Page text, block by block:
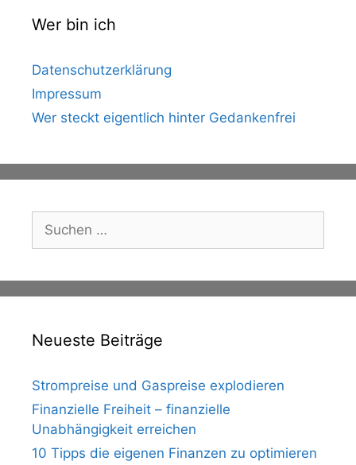
Wer bin ich
Datenschutzerklärung
Impressum
Wer steckt eigentlich hinter Gedankenfrei
Suche
nach:
Neueste Beiträge
Strompreise und Gaspreise explodieren
Finanzielle Freiheit – finanzielle
Unabhängigkeit erreichen
10 Tipps die eigenen Finanzen zu optimieren